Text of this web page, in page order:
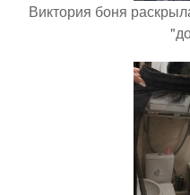
Виктория боня